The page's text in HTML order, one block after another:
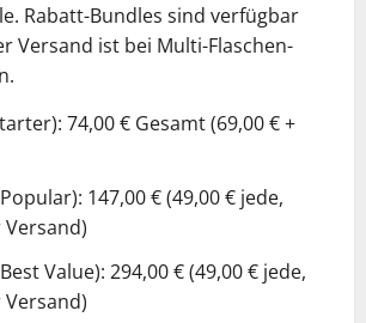
Rabatt-Bundles sind verfügbar
Versand ist bei Multi-Flaschen-
74,00 € Gesamt (69,00 € +
147,00 € (49,00 € jede,
Value): 294,00 € (49,00 € jede,